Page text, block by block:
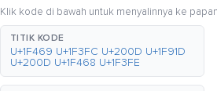
Klik kode di bawah untuk menyalinnya ke
TITIK KODE
U+1F469 U+1F3FC U+200D U+1F91D
U+200D U+1F468 U+1F3FE